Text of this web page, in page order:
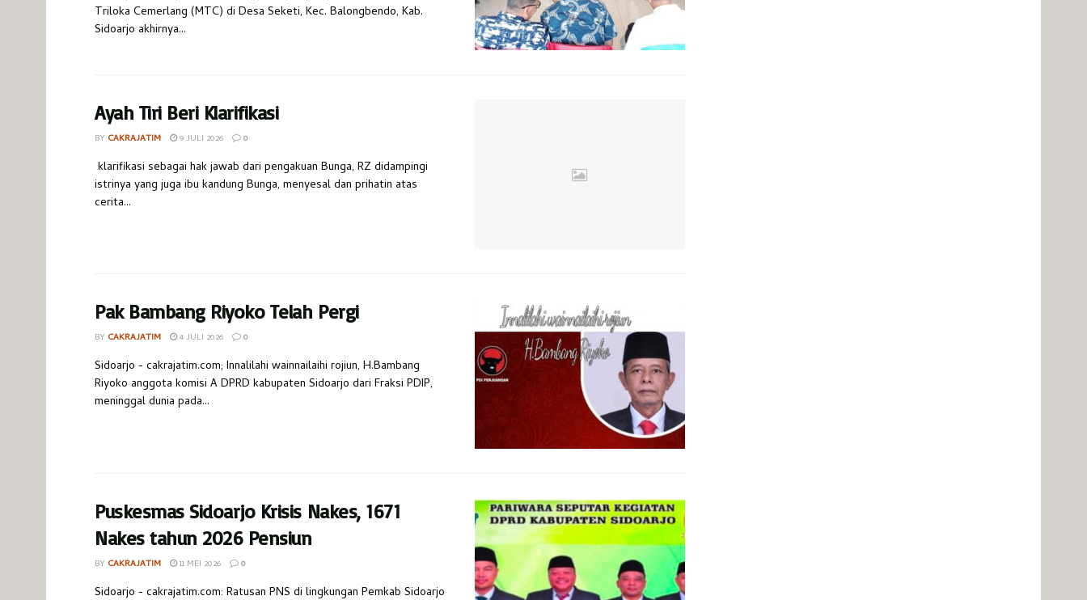
Triloka Cemerlang (MTC) di Desa Seketi, Kec. Balongbendo, Kab.
Sidoarjo akhirnya...
Ayah Tiri Beri Klarifikasi
BY CAKRAJATIM 9 JULI 2026 0
klarifikasi sebagai hak jawab dari pengakuan Bunga, RZ didampingi
istrinya yang juga ibu kandung Bunga, menyesal dan prihatin atas
cerita...
Pak Bambang Riyoko Telah Pergi
BY CAKRAJATIM 4 JULI 2026 0
Sidoarjo - cakrajatim.com; Innalilahi wainnailaihi rojiun, H.Bambang
Riyoko anggota komisi A DPRD kabupaten Sidoarjo dari Fraksi PDIP,
meninggal dunia pada...
Puskesmas Sidoarjo Krisis Nakes, 1671
Nakes tahun 2026 Pensiun
BY CAKRAJATIM 11 MEI 2026 0
Sidoarjo - cakrajatim.com: Ratusan PNS di lingkungan Pemkab Sidoarjo